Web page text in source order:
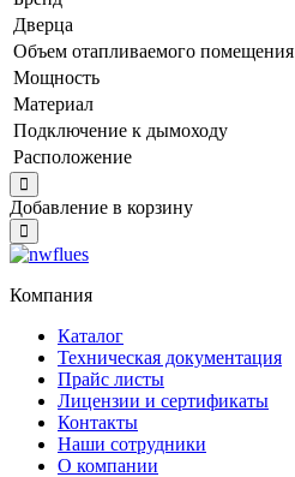
Дверца
Объем отапливаемого помещения
Мощность
Материал
Подключение к дымоходу
Расположение
Добавление в корзину
Компания
Каталог
Техническая документация
Прайс листы
Лицензии и сертификаты
Контакты
Наши сотрудники
О компании